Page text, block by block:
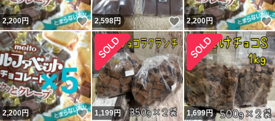
2,200円 いいね！
2,598円 いいね！
2,200円
2,200円 いいね！
1,199円 1,699円